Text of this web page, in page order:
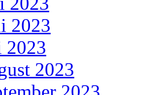
2023
2023
2023